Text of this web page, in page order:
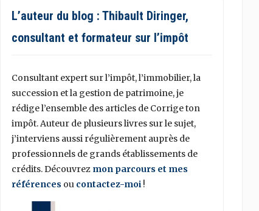
L’auteur du blog : Thibault Diringer,
consultant et formateur sur l’impôt
Consultant expert sur l’impôt, l’immobilier, la
succession et la gestion de patrimoine, je
rédige l’ensemble des articles de Corrige ton
impôt. Auteur de plusieurs livres sur le sujet,
j’interviens aussi régulièrement auprès de
professionnels de grands établissements de
crédits. Découvrez mon parcours et mes
références ou contactez-moi!